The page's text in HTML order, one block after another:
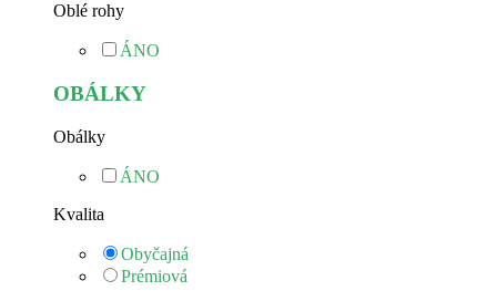
Oblé rohy
ÁNO
OBÁLKY
Obálky
ÁNO
Kvalita
Obyčajná
Prémiová